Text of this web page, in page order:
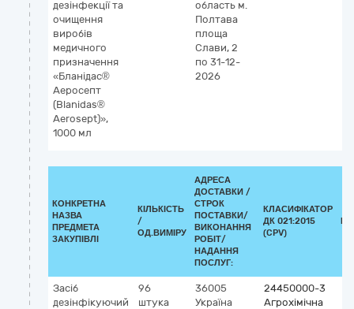
дезінфекції та
очищення
виробів
медичного
призначення
«Бланідас®
Аеросепт
(Blanidas®
Aerosept)»,
1000 мл
область м.
Полтава
площа
Слави, 2
по 31-12-
2026
КОНКРЕТНА
НАЗВА
ПРЕДМЕТА
ЗАКУПІВЛІ
КІЛЬКІСТЬ
/
ОД.ВИМІРУ
АДРЕСА
ДОСТАВКИ /
СТРОК
ПОСТАВКИ/
ВИКОНАННЯ
РОБІТ/
НАДАННЯ
ПОСЛУГ:
КЛАСИФІКАТОР
ДК 021:2015
(CPV)
Засіб
дезінфікуючий
96
штука
36005
Україна
24450000-3
Агрохімічна